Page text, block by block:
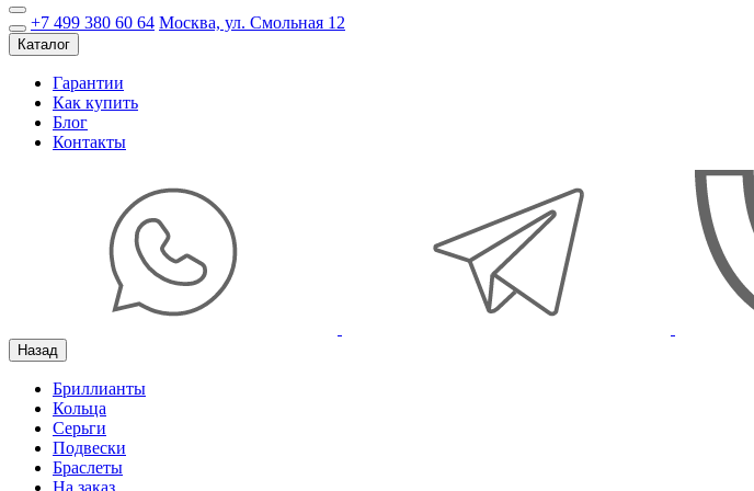
+7 499 380 60 64 Москва, ул. Смольная 12
Каталог
Гарантии
Как купить
Блог
Контакты
Назад
Бриллианты
Кольца
Серьги
Подвески
Браслеты
На заказ